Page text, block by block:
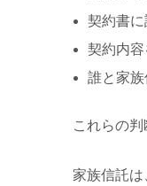
契約書
契約内
誰と家
これらの
家族信託は